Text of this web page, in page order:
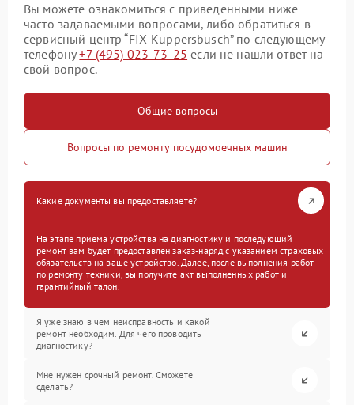
Вы можете ознакомиться с приведенными ниже
часто задаваемыми вопросами, либо обратиться в
сервисный центр “FIX-Kuppersbusch” по следующему
телефону+7 (495) 023-73-25 если не нашли ответ на
свой вопрос.
Общие вопросы
Вопросы по ремонту посудомоечных машин
Какие документы вы предоставляете?
На этапе приема устройства на диагностику и последующий
ремонт вам будет предоставлен заказ-наряд с указанием страховых
обязательств на ваше устройство. Далее, после выполнения работ
по ремонту техники, вы получите акт выполненных работ и
гарантийный талон.
Я уже знаю в чем неисправность и какой
ремонт необходим. Для чего проводить
диагностику?
Мне нужен срочный ремонт. Сможете
сделать?